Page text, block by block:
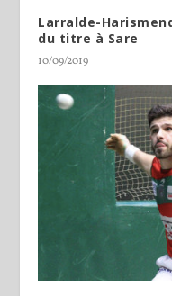
Larralde-
du titre à Sare
10/09/2019